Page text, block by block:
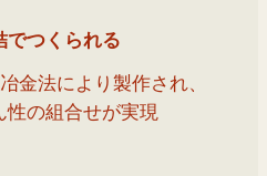
でつくられる
金法により製作され、
性の組合せが実現